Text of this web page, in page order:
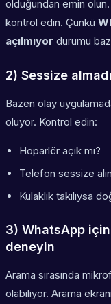
olduğundan emin
kontrol edin. Çünkü
açılmıyor durumu
2) Sessize
Bazen olay
oluyor. Kontrol edin:
Hoparlör açık mı?
Telefon sessize
Kulaklık takılıysa
3) WhatsApp
deneyin
Arama sırasında
olabiliyor. Arama